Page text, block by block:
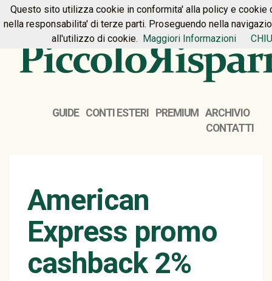
HOME PREMIUM CONTATTI
GUIDE CONTI ESTERI PREMIUM
ARCHIVIO
CONTATTI
American
Express promo
cashback 2%
Questo sito utilizza cookie in conformita' alla policy e cookie
nella responsabilita' di terze parti. Proseguendo nella
all'utilizzo di cookie. Maggiori Informazioni